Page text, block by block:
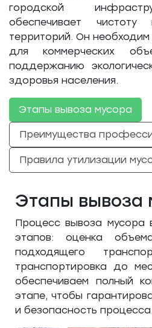
городской
обеспечивает чистоту
территорий. Он
для коммерческих
поддержанию
здоровья населения.
Этапы вывоза мусора
Преимущества
Правила утилизации
Этапы вывоза
Процесс вывоза мусора
этапов: оценка
подходящего
транспортировка до
обеспечиваем полный
этапе, чтобы
и безопасность процесса.